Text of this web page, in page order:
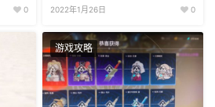
0 2022年1月26日 0
游戏攻略